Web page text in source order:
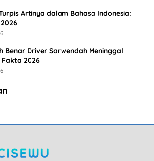
Artinya dalam Bahasa Indonesia:
Benar Driver Sarwendah Meninggal
Fakta 2026